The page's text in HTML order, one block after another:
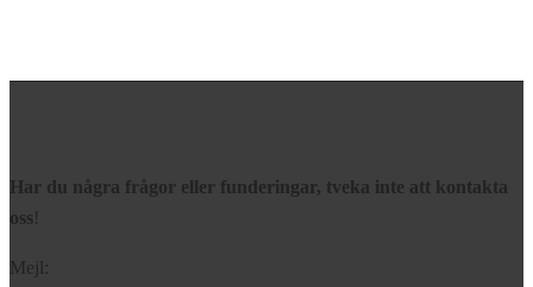
Har du några frågor eller funderingar, tveka inte att kontakta
oss!
Mejl: